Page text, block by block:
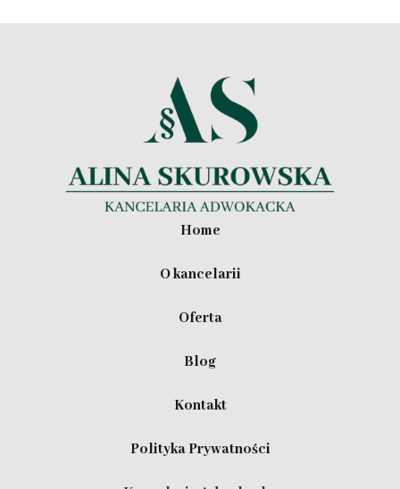
Home
O kancelarii
Oferta
Blog
Kontakt
Polityka Prywatności